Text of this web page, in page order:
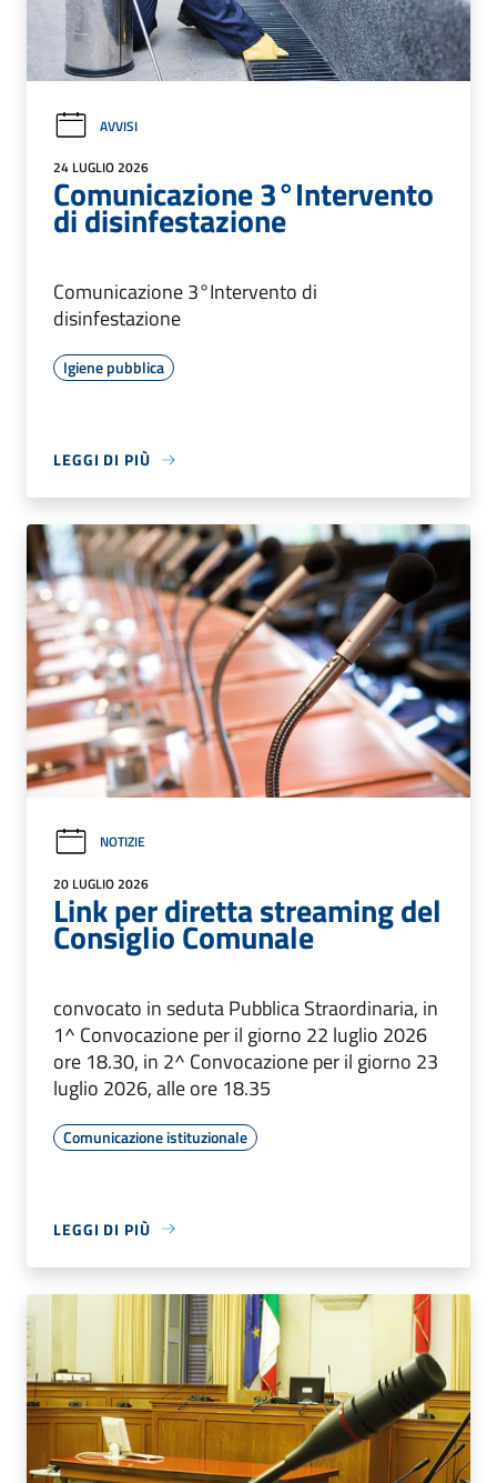
AVVISI
24 LUGLIO 2026
Comunicazione 3°Intervento
di disinfestazione
Comunicazione 3°Intervento di
disinfestazione
Igiene pubblica
LEGGI DI PIÙ
NOTIZIE
20 LUGLIO 2026
Link per diretta streaming del
Consiglio Comunale
convocato in seduta Pubblica Straordinaria, in
1^ Convocazione per il giorno 22 luglio 2026
ore 18.30, in 2^ Convocazione per il giorno 23
luglio 2026, alle ore 18.35
Comunicazione istituzionale
LEGGI DI PIÙ